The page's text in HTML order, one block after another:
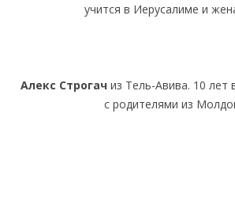
учится в Иерусалиме и
Алекс Строгачиз Тель-Авива. 10 лет
с родителями из